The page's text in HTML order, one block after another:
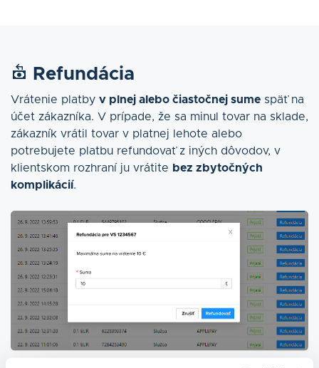
Refundácia
Vrátenie platby v plnej alebo čiastočnej sume späť na
účet zákazníka. V prípade, že sa minul tovar na sklade,
zákazník vrátil tovar v platnej lehote alebo
potrebujete platbu refundovať z iných dôvodov, v
klientskom rozhraní ju vrátite bez zbytočných
komplikácií.